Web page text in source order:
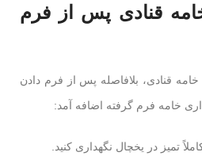
قنادی پس از فرم
خامه قنادی، بلافاصله پس از فرم دادن
خامه فرم گرفته اضافه آمد:
تمیز در یخچال نگهداری کنید.